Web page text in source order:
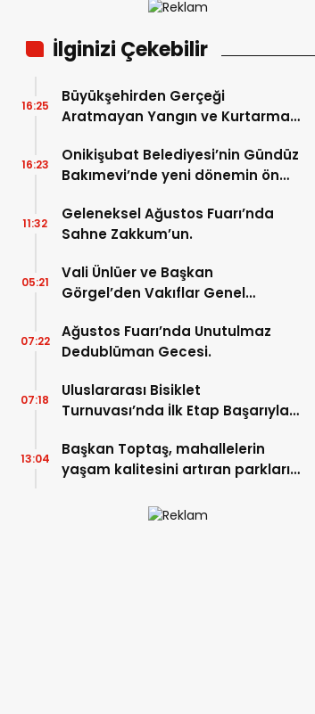
İlginizi Çekebilir
Büyükşehirden Gerçeği
Aratmayan Yangın ve Kurtarma
16:25
Onikişubat Belediyesi’nin Gündüz
Bakımevi’nde yeni dönemin ön
16:23
Geleneksel Ağustos Fuarı’nda
Sahne Zakkum’un.
11:32
Vali Ünlüer ve Başkan
Görgel’den Vakıflar Genel
05:21
Ağustos Fuarı’nda Unutulmaz
Dedublüman Gecesi.
07:22
Uluslararası Bisiklet
Turnuvası’nda İlk Etap Başarıyla
07:18
Başkan Toptaş, mahallelerin
yaşam kalitesini artıran parkları
13:04